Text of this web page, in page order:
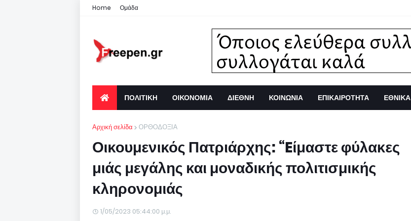
Home Ομάδα
ΠΟΛΙΤΙΚΗ ΟΙΚΟΝΟΜΙΑ ΔΙΕΘΝΗ ΚΟΙΝΩΝΙΑ ΕΠΙΚΑΙΡΟΤΗΤΑ ΕΘΝΙΚΑ
Αρχική σελίδα ΟΡΘΟΔΟΞΙΑ
Οικουμενικός Πατριάρχης: “Eίμαστε φύλακες
μιάς μεγάλης και μοναδικής πολιτισμικής
κληρονομιάς
1/05/2023 05:44:00 μ.μ.